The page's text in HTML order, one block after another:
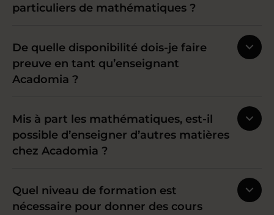
particuliers de mathématiques ?
De quelle disponibilité dois-je faire
preuve en tant qu’enseignant
Acadomia ?
Mis à part les mathématiques, est-il
possible d’enseigner d’autres matières
chez Acadomia ?
Quel niveau de formation est
nécessaire pour donner des cours